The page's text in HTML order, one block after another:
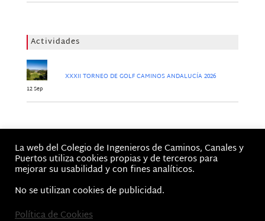
Actividades
12 Sep
XXXII TORNEO DE GOLF CAMINOS ANDALUCÍA 2026
Jornadas
No hay Jornadas
La web del Colegio de Ingenieros de Caminos, Canales y
Puertos utiliza cookies propias y de terceros para
mejorar su usabilidad y con fines analíticos.
No se utilizan cookies de publicidad.
Política de Cookies